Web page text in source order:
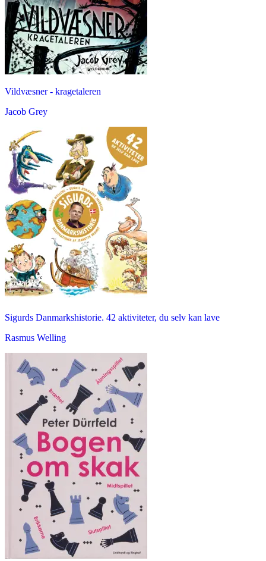
Vildvæsner - kragetaleren
Jacob Grey
Sigurds Danmarkshistorie. 42 aktiviteter, du selv kan lave
Rasmus Welling